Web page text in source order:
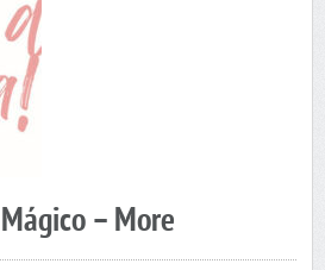
– More